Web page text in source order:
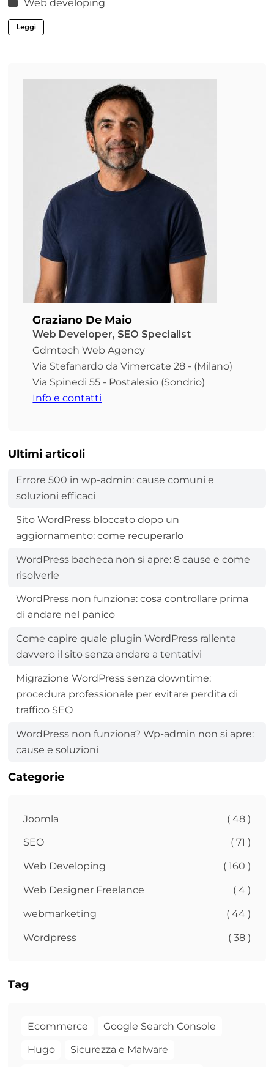
Web developing
Leggi
Graziano De Maio
Web Developer, SEO Specialist
Gdmtech Web Agency
Via Stefanardo da Vimercate 28 - (Milano)
Via Spinedi 55 - Postalesio (Sondrio)
Info e contatti
Ultimi articoli
Errore 500 in wp-admin: cause comuni e
soluzioni efficaci
Sito WordPress bloccato dopo un
aggiornamento: come recuperarlo
WordPress bacheca non si apre: 8 cause e come
risolverle
WordPress non funziona: cosa controllare prima
di andare nel panico
Come capire quale plugin WordPress rallenta
davvero il sito senza andare a tentativi
Migrazione WordPress senza downtime:
procedura professionale per evitare perdita di
traffico SEO
WordPress non funziona? Wp-admin non si apre:
cause e soluzioni
Categorie
Joomla ( 48 )
SEO ( 71 )
Web Developing ( 160 )
Web Designer Freelance ( 4 )
webmarketing ( 44 )
Wordpress ( 38 )
Tag
Ecommerce Google Search Console
Hugo Sicurezza e Malware